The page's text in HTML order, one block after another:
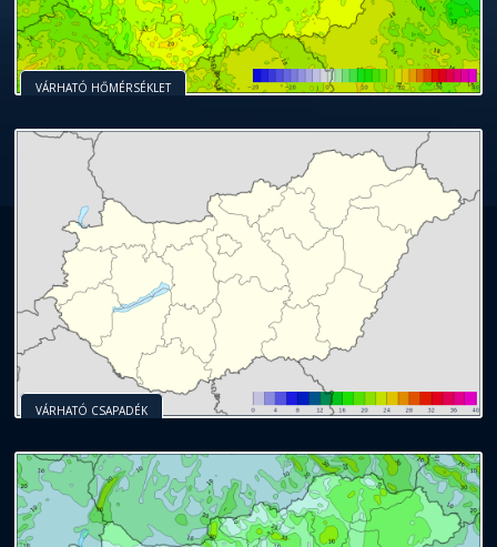
VÁRHATÓ HŐMÉRSÉKLET
VÁRHATÓ CSAPADÉK